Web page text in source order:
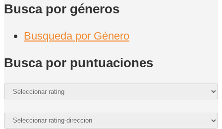
Busca por géneros
Busqueda por Género
Busca por puntuaciones